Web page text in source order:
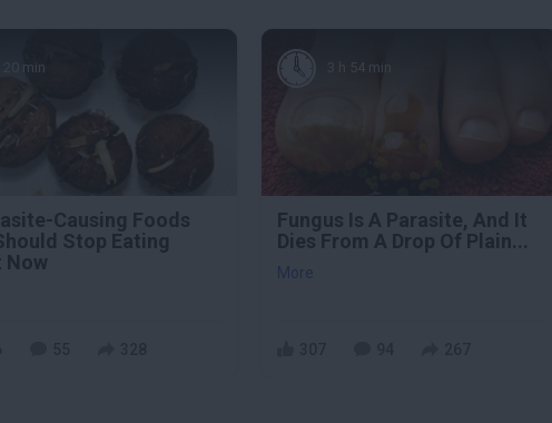
20 min
Causing Foods
Stop Eating
Now
3 h 54 min
Fungus Is A Parasite, And It
Dies From A Drop Of Plain...
More